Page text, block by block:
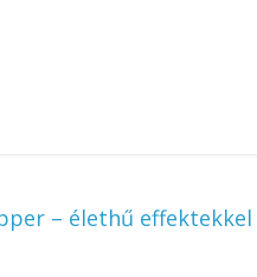
– élethű effektekkel